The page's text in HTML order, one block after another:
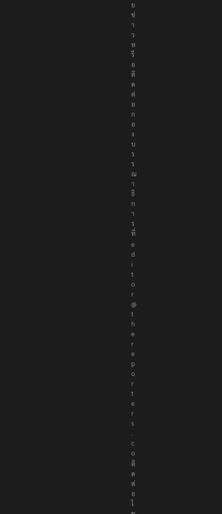
ย
ข่
า
ว
ห
รื
อ
ติ
ด
ต่
อ
ก
อ
ง
บ
ร
ร
ณ
า
ธิ
ก
า
ร
ที่
e
d
i
t
o
r
@
t
h
e
r
e
p
o
r
t
e
r
s
.
c
o
ติ
ด
ต่
อ
โ